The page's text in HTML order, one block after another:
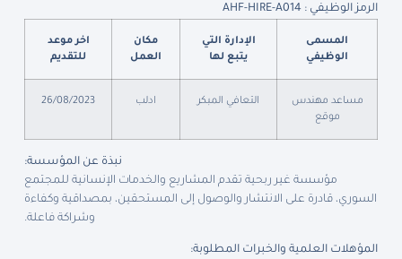
الرمز الوظيفي : AHF-HIRE-A014
المسمى
الوظيفي
الإدارة التي
يتبع لها
مكان
العمل
اخر موعد
للتقديم
مساعد مهندس
موقع
التعافي المبكر ادلب 26/08/2023
نبذة عن المؤسسة:
مؤسسة غير ربحية تقدم المشاريع والخدمات الإنسانية للمجتمع
السوري، قادرة على الانتشار والوصول إلى المستحقين، بمصداقية وكفاءة
وشراكة فاعلة.
المؤهلات العلمية والخبرات المطلوبة: